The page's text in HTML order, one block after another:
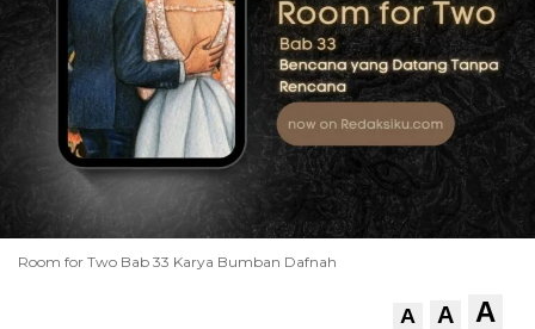
Room for Two Bab 33 Karya Bumban Dafnah
A A A